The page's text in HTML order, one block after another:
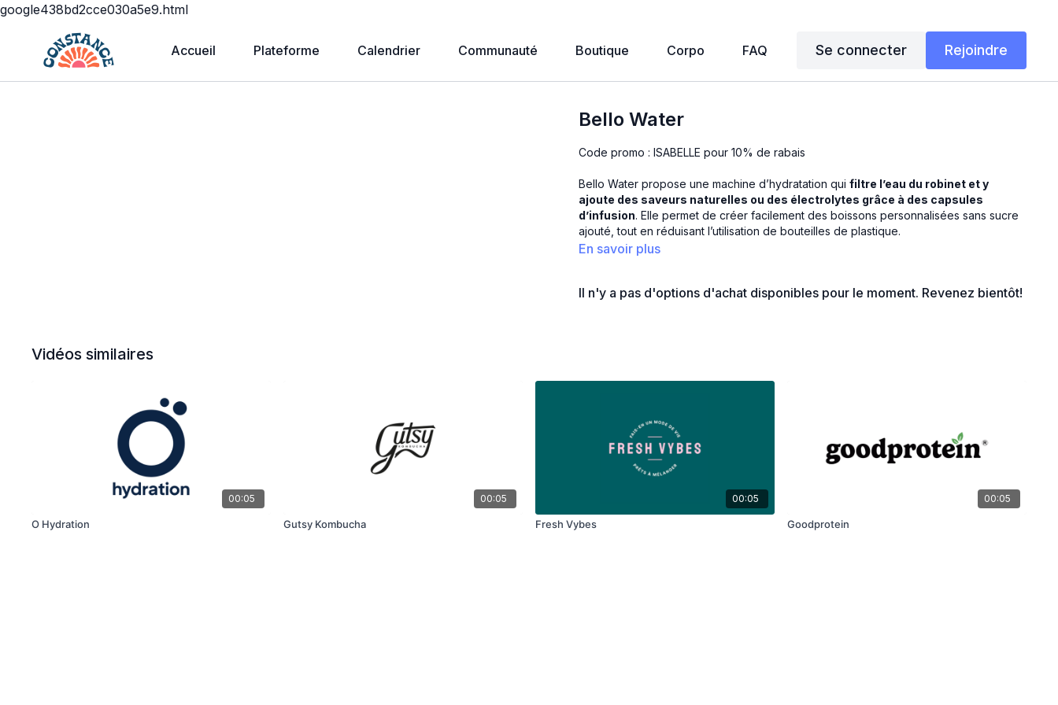
google438bd2cce030a5e9.html
Accueil Plateforme Calendrier Communauté Boutique Corpo FAQ Se connecter Rejoindre
Bello Water
Code promo : ISABELLE pour 10% de rabais
Bello Water propose une machine d’hydratation quifiltre l’eau du robinet et y
ajoute des saveurs naturelles ou des électrolytes grâce à des capsules
d’infusion. Elle permet de créer facilement des boissons personnalisées sans sucre
ajouté, tout en réduisant l’utilisation de bouteilles de plastique.
En savoir plus
Il n'y a pas d'options d'achat disponibles pour le moment. Revenez bientôt!
Vidéos similaires
00:05
O Hydration
00:05
Gutsy Kombucha
00:05
Fresh Vybes
00:05
Goodprotein